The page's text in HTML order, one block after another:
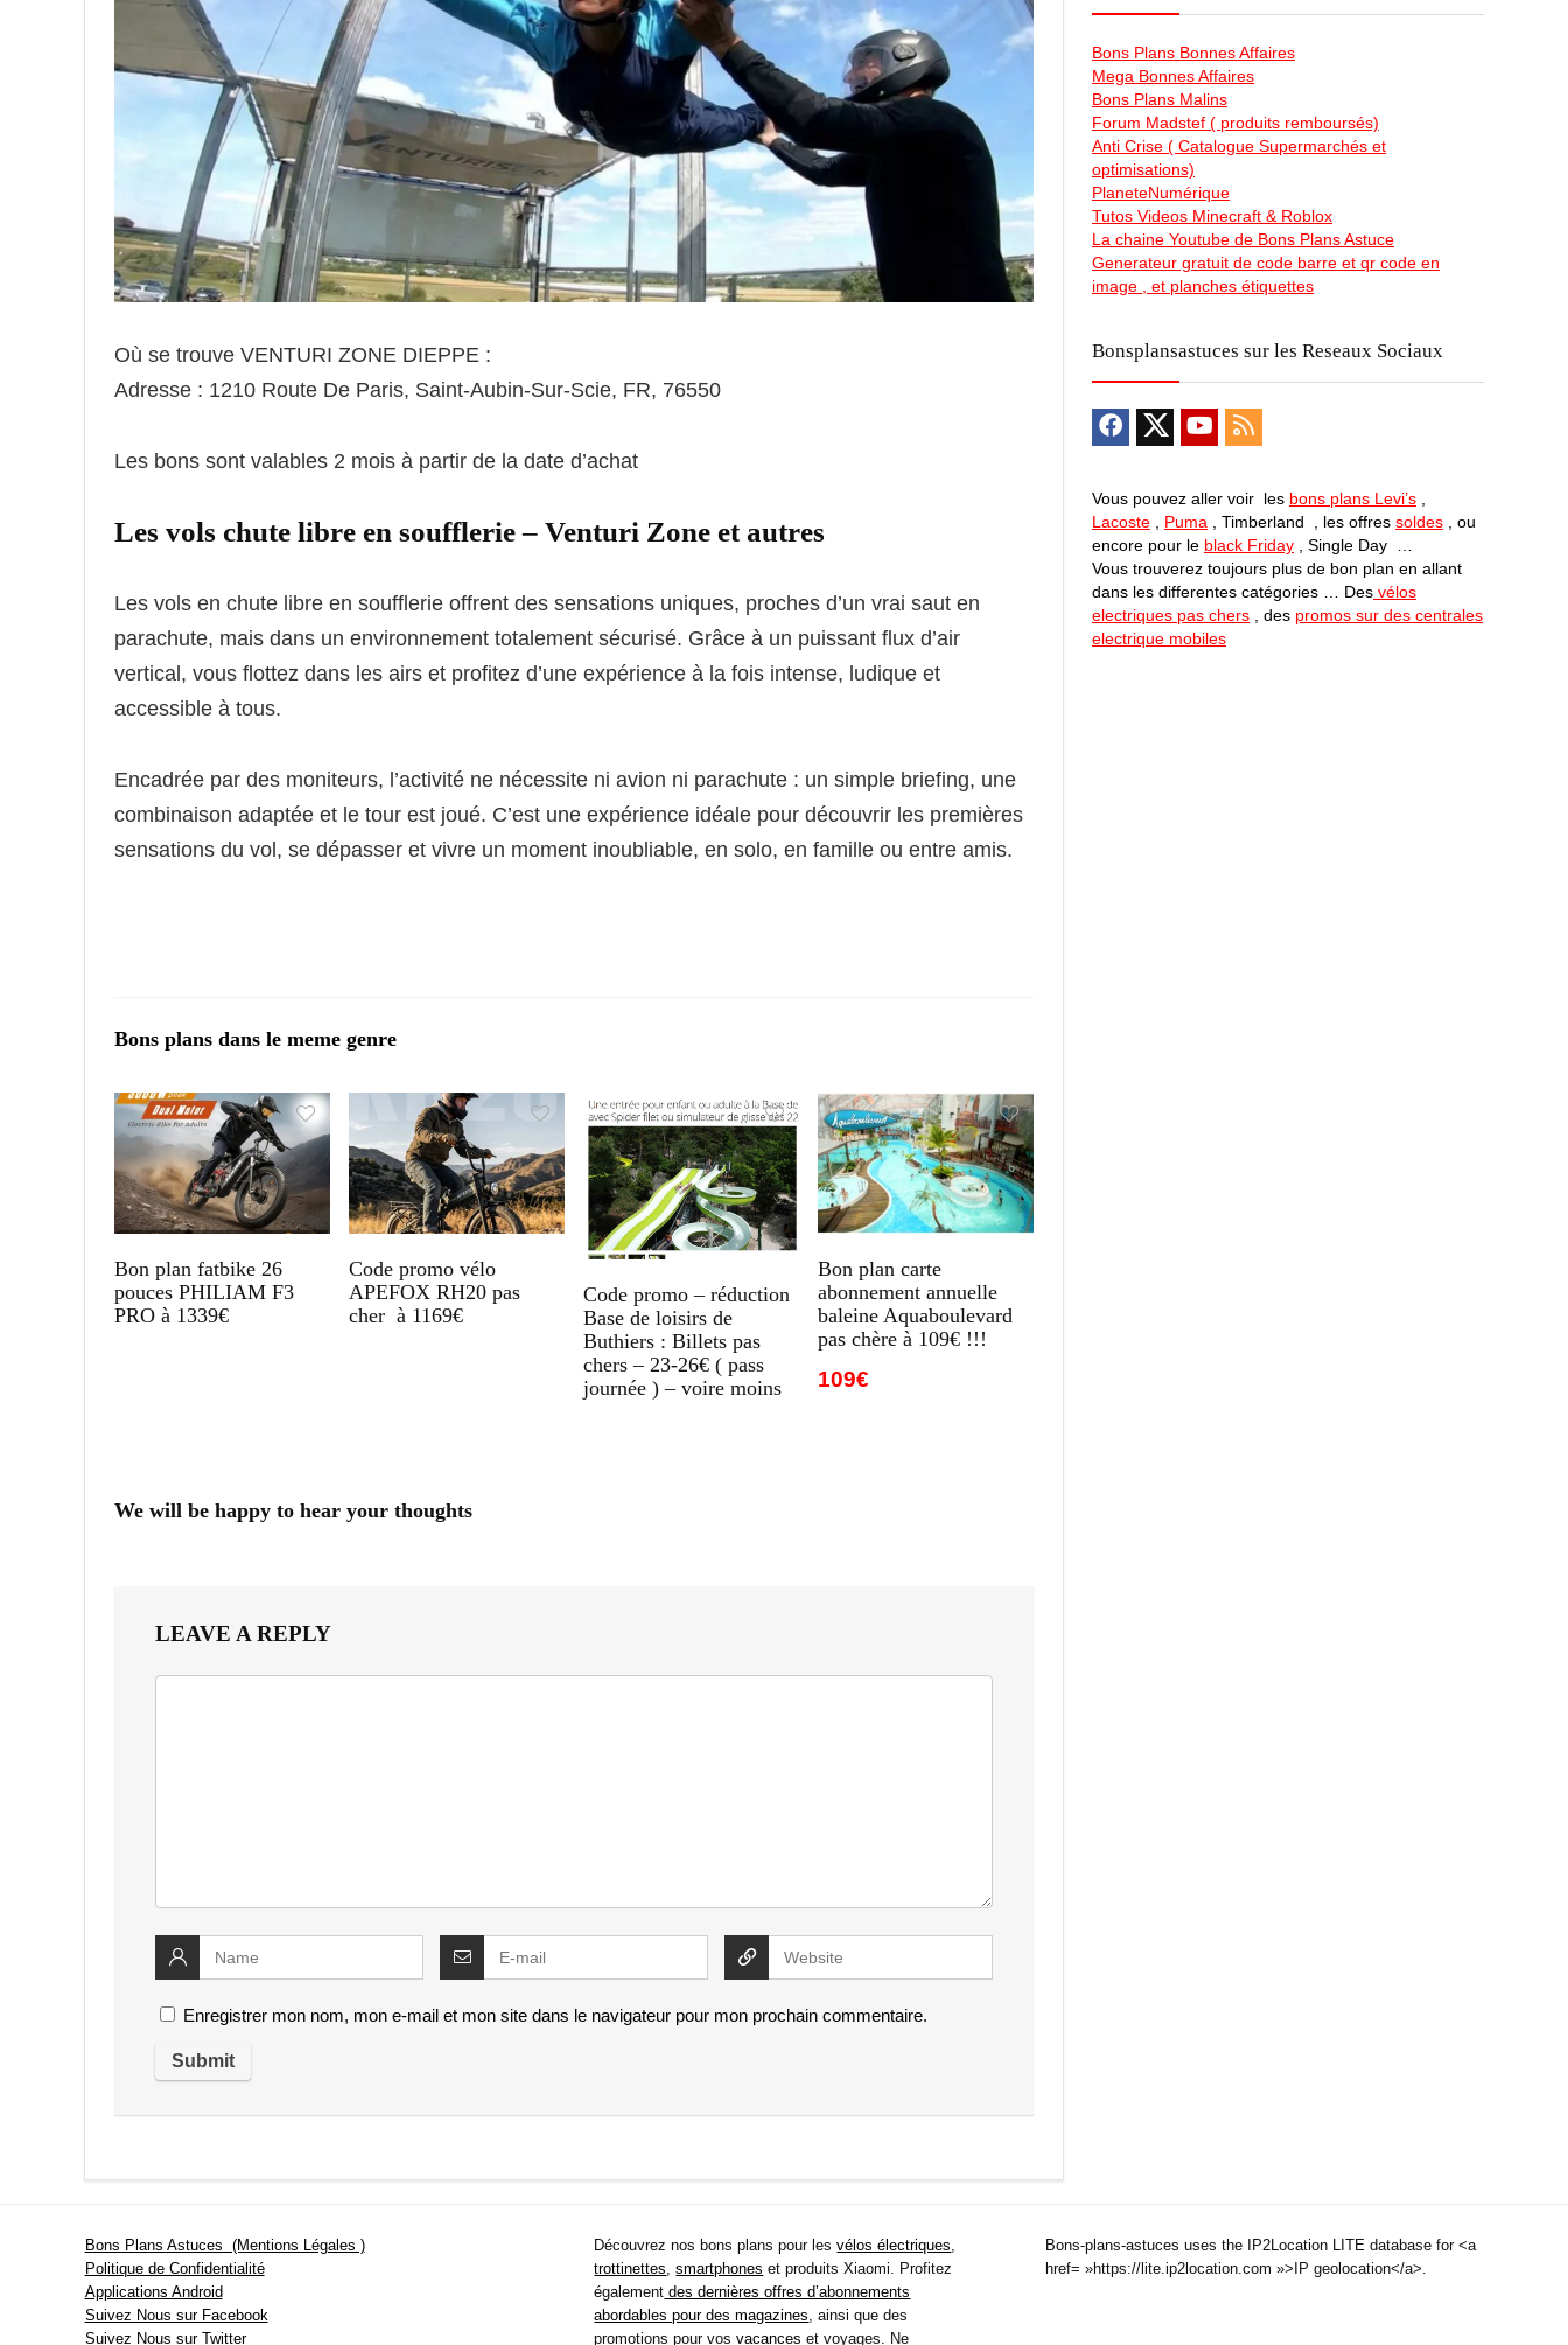
Où se trouve VENTURI ZONE DIEPPE :
Adresse : 1210 Route De Paris, Saint-Aubin-Sur-Scie, FR, 76550
Les bons sont valables 2 mois à partir de la date d’achat
Les vols chute libre en soufflerie – Venturi Zone et autres
Les vols en chute libre en soufflerie offrent des sensations uniques, proches d’un vrai saut en
parachute, mais dans un environnement totalement sécurisé. Grâce à un puissant flux d’air
vertical, vous flottez dans les airs et profitez d’une expérience à la fois intense, ludique et
accessible à tous.
Encadrée par des moniteurs, l’activité ne nécessite ni avion ni parachute : un simple briefing, une
combinaison adaptée et le tour est joué. C’est une expérience idéale pour découvrir les premières
sensations du vol, se dépasser et vivre un moment inoubliable, en solo, en famille ou entre amis.
Bons plans dans le meme genre
Bon plan fatbike 26
pouces PHILIAM F3
PRO à 1339€
Code promo vélo
APEFOX RH20 pas
cher à 1169€
Code promo – réduction
Base de loisirs de
Buthiers : Billets pas
chers – 23-26€ ( pass
journée ) – voire moins
Bon plan carte
abonnement annuelle
baleine Aquaboulevard
pas chère à 109€ !!!
109€
We will be happy to hear your thoughts
LEAVE A REPLY
Enregistrer mon nom, mon e-mail et mon site dans le navigateur pour mon prochain commentaire.
Bons Plans Bonnes Affaires
Mega Bonnes Affaires
Bons Plans Malins
Forum Madstef ( produits remboursés)
Anti Crise ( Catalogue Supermarchés et
optimisations)
PlaneteNumérique
Tutos Videos Minecraft & Roblox
La chaine Youtube de Bons Plans Astuce
Generateur gratuit de code barre et qr code en
image , et planches étiquettes
Bonsplansastuces sur les Reseaux Sociaux
Vous pouvez aller voir les bons plans Levi’s
Lacoste
Puma , Timberland , les offres soldes , ou
encore pour le black Friday , Single Day …
Vous trouverez toujours plus de bon plan en allant
dans les differentes catégories … Des vélos
electriques pas chers , des promos sur des centrales
electrique mobiles
Bons Plans Astuces (Mentions Légales )
Politique de Confidentialité
Applications Android
Suivez Nous sur Facebook
Suivez Nous sur Twitter
Découvrez nos bons plans pour lesvélos électriques,
trottinettes,smartphones et produits Xiaomi. Profitez
également des dernières offres d’abonnements
abordables pour des magazines, ainsi que des
promotions pour vosvacances et voyages. Ne
Bons-plans-astuces uses the IP2Location LITE database for <a
href= »https://lite.ip2location.com »>IP geolocation</a>.